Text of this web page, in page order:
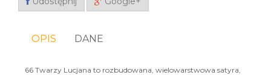
OPIS DANE
66 Twarzy Lucjana to rozbudowana, wielowarstwowa satyra,